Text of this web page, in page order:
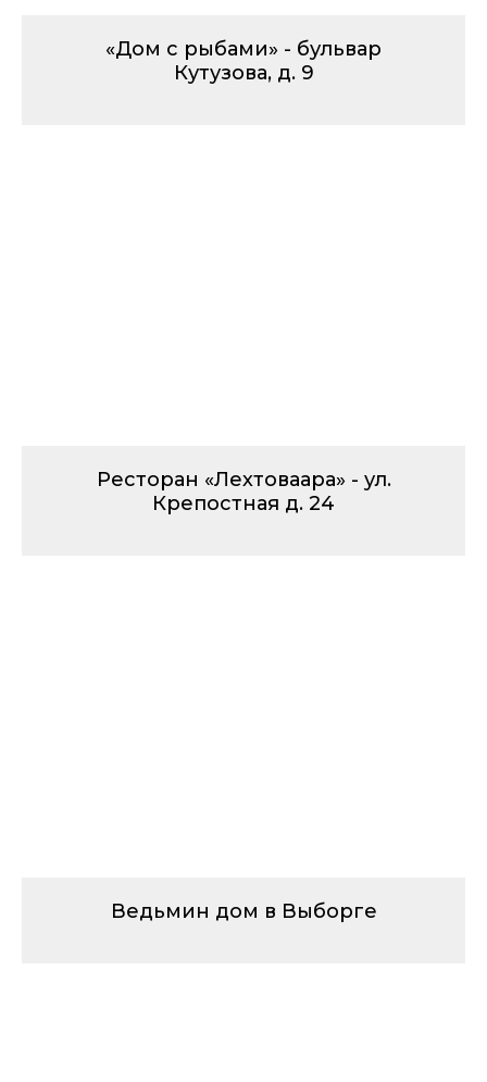
«Дом с рыбами» - бульвар
Кутузова, д. 9
Ресторан «Лехтоваара» - ул.
Крепостная д. 24
Ведьмин дом в Выборге